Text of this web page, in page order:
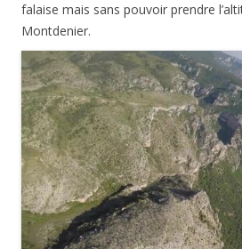
falaise mais sans pouvoir prendre
Montdenier.